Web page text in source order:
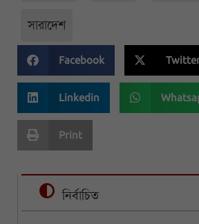
সারাদেশ
Facebook
Linkedin
Print
নির্বাচিত